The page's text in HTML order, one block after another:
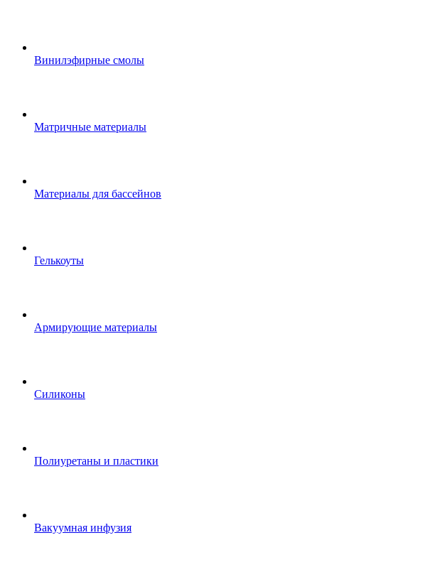
Винилэфирные смолы
Матричные материалы
Материалы для бассейнов
Гелькоуты
Армирующие материалы
Силиконы
Полиуретаны и пластики
Вакуумная инфузия